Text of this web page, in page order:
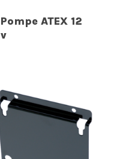
Pompe ATEX 12
v